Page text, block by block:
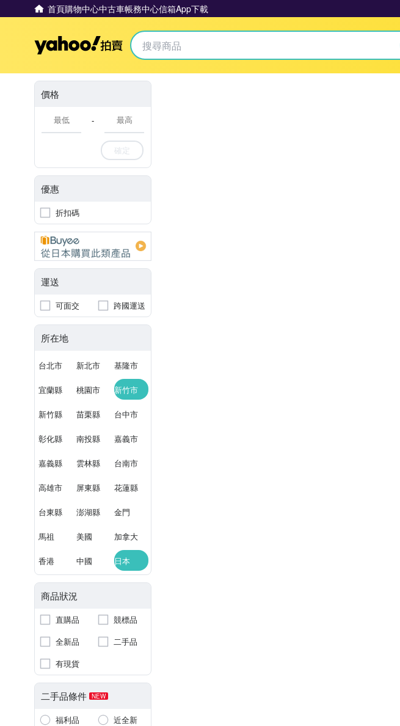
首頁購物中心中古車帳務中心信箱App下載
Yahoo拍賣
價格
-
確定
優惠
折扣碼
運送
可面交 跨國運送
所在地
台北市 新北市 基隆市
宜蘭縣 桃園市 新竹市
新竹縣 苗栗縣 台中市
彰化縣 南投縣 嘉義市
嘉義縣 雲林縣 台南市
高雄市 屏東縣 花蓮縣
台東縣 澎湖縣 金門
馬祖 美國 加拿大
香港 中國 日本
商品狀況
直購品
競標品
全新品
二手品
有現貨
二手品條件 NEW
福利品
近全新